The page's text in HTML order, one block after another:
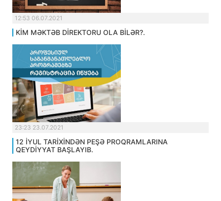
12:53 06.07.2021
KİM MƏKTƏB DİREKTORU OLA BİLƏR?.
23:23 23.07.2021
12 İYUL TARİXİNDƏN PEŞƏ PROQRAMLARINA
QEYDİYYAT BAŞLAYIB.